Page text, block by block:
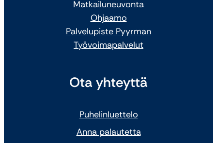
Matkailuneuvonta
Ohjaamo
Palvelupiste Pyyrman
Työvoimapalvelut
Ota yhteyttä
Puhelinluettelo
Anna palautetta